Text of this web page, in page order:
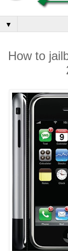
▼
How to